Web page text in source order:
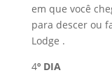
em que você
para descer ou
Lodge .
4º DIA